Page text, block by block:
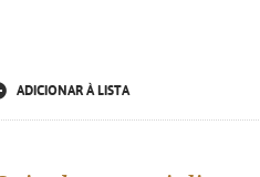
ADICIONAR À LISTA